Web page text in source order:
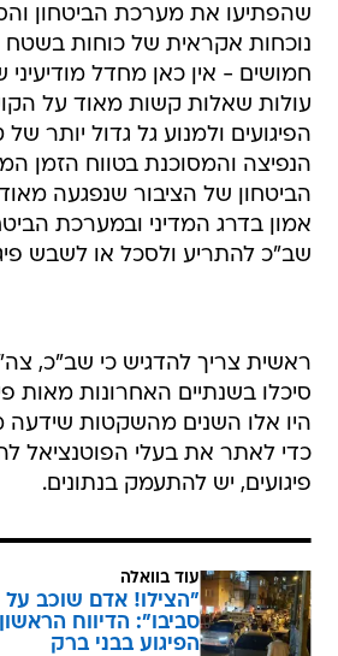
שהפתיעו את מערכת הביטחון
נוכחות אקראית של כוחות בשטח
חמושים - אין כאן מחדל
עולות שאלות קשות מאוד על
הפיגועים ולמנוע גל גדול יותר
הנפיצה והמסוכנת בטווח הזמן
הביטחון של הציבור שנפגעה
אמון בדרג המדיני ובמערכת
שב"כ להתריע ולסכל או לשבש
ראשית צריך להדגיש כי שב"כ,
סיכלו בשנתיים האחרונות מאות
היו אלו השנים מהשקטות
כדי לאתר את בעלי הפוטנציאל
פיגועים, יש להתעמק בנתונים.
עוד בוואלה
"הצילו! אדם שוכב
סביבו": הדיווח
הפיגוע בבני ברק